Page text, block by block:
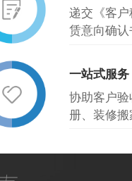
递交《客
赁意向确
一站式服务
协助客户
册、装修